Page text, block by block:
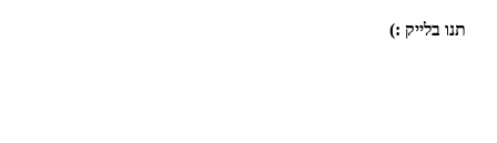
תנו בלייק :)